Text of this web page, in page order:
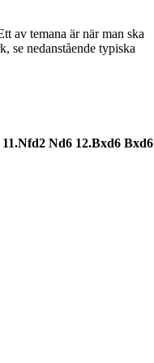
Axel
GM
och
tanke
Bengt
av temana är när man ska
se nedanstående typiska
11.Nfd2 Nd6 12.Bxd6 Bxd6